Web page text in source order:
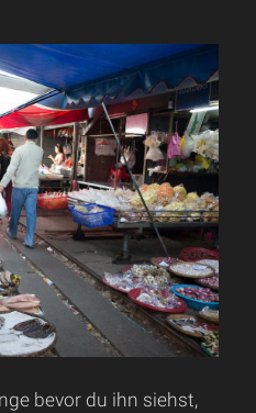
bevor du ihn siehst,